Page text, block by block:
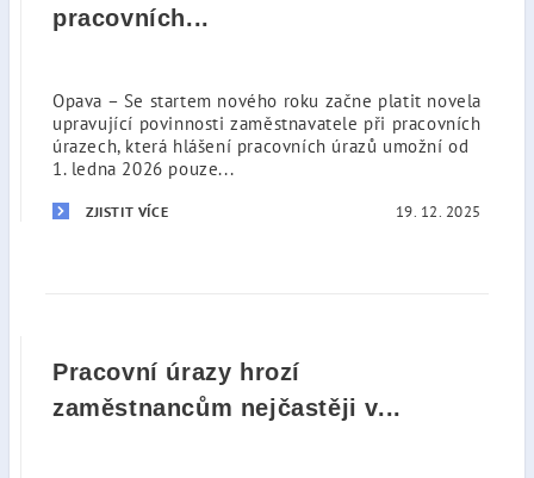
pracovních...
Opava – Se startem nového roku začne platit novela
upravující povinnosti zaměstnavatele při pracovních
úrazech, která hlášení pracovních úrazů umožní od
1. ledna 2026 pouze...
ZJISTIT VÍCE 19. 12. 2025
Pracovní úrazy hrozí
zaměstnancům nejčastěji v...